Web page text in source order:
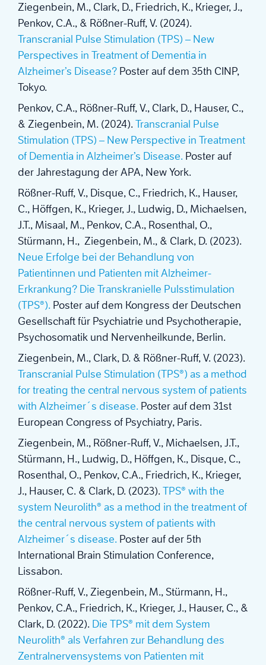
Ziegenbein, M., Clark, D., Friedrich, K., Krieger, J.,
Penkov, C.A., & Rößner-Ruff, V. (2024).
Transcranial Pulse Stimulation (TPS) – New
Perspectives in Treatment of Dementia in
Alzheimer’s Disease? Poster auf dem 35th CINP,
Tokyo.
Penkov, C.A., Rößner-Ruff, V., Clark, D., Hauser, C.,
& Ziegenbein, M. (2024). Transcranial Pulse
Stimulation (TPS) – New Perspective in Treatment
of Dementia in Alzheimer’s Disease. Poster auf
der Jahrestagung der APA, New York.
Rößner-Ruff, V., Disque, C., Friedrich, K., Hauser,
C., Höffgen, K., Krieger, J., Ludwig, D., Michaelsen,
J.T., Misaal, M., Penkov, C.A., Rosenthal, O.,
Stürmann, H., Ziegenbein, M., & Clark, D. (2023).
Neue Erfolge bei der Behandlung von
Patientinnen und Patienten mit Alzheimer-
Erkrankung? Die Transkranielle Pulsstimulation
(TPS®). Poster auf dem Kongress der Deutschen
Gesellschaft für Psychiatrie und Psychotherapie,
Psychosomatik und Nervenheilkunde, Berlin.
Ziegenbein, M., Clark, D. & Rößner-Ruff, V. (2023).
Transcranial Pulse Stimulation (TPS®) as a method
for treating the central nervous system of patients
with Alzheimer´s disease. Poster auf dem 31st
European Congress of Psychiatry, Paris.
Ziegenbein, M., Rößner-Ruff, V., Michaelsen, J.T.,
Stürmann, H., Ludwig, D., Höffgen, K., Disque, C.,
Rosenthal, O., Penkov, C.A., Friedrich, K., Krieger,
J., Hauser, C. & Clark, D. (2023). TPS® with the
system Neurolith® as a method in the treatment of
the central nervous system of patients with
Alzheimer´s disease. Poster auf der 5th
International Brain Stimulation Conference,
Lissabon.
Rößner-Ruff, V., Ziegenbein, M., Stürmann, H.,
Penkov, C.A., Friedrich, K., Krieger, J., Hauser, C., &
Clark, D. (2022). Die TPS® mit dem System
Neurolith® als Verfahren zur Behandlung des
Zentralnervensystems von Patienten mit